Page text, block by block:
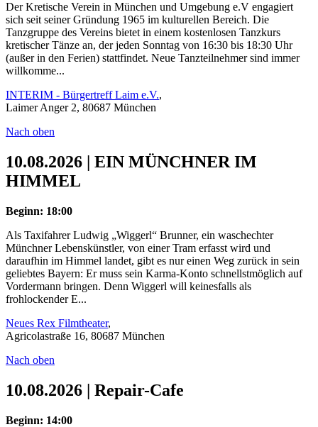
Der Kretische Verein in München und Umgebung e.V engagiert
sich seit seiner Gründung 1965 im kulturellen Bereich. Die
Tanzgruppe des Vereins bietet in einem kostenlosen Tanzkurs
kretischer Tänze an, der jeden Sonntag von 16:30 bis 18:30 Uhr
(außer in den Ferien) stattfindet. Neue Tanzteilnehmer sind immer
willkomme...
INTERIM - Bürgertreff Laim e.V.,
Laimer Anger 2, 80687 München
Nach oben
10.08.2026 | EIN MÜNCHNER IM
HIMMEL
Beginn: 18:00
Als Taxifahrer Ludwig „Wiggerl“ Brunner, ein waschechter
Münchner Lebenskünstler, von einer Tram erfasst wird und
daraufhin im Himmel landet, gibt es nur einen Weg zurück in sein
geliebtes Bayern: Er muss sein Karma-Konto schnellstmöglich auf
Vordermann bringen. Denn Wiggerl will keinesfalls als
frohlockender E...
Neues Rex Filmtheater,
Agricolastraße 16, 80687 München
Nach oben
10.08.2026 | Repair-Cafe
Beginn: 14:00